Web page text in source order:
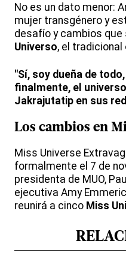
No es un dato menor:
mujer transgénero y
desafío y cambios que
Universo, el
"Sí, soy dueña de
finalmente, el
Jakrajutatip en sus
Los cambios en
Miss Universe
formalmente el 7 de
presidenta de MUO,
ejecutiva Amy
reunirá a cinco Miss